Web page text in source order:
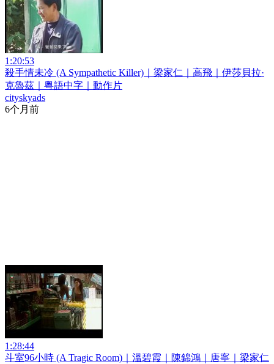
1:20:53
殺手情未冷 (A Sympathetic Killer)｜梁家仁｜高飛｜伊莎貝拉·
克魯茲｜粵語中字｜動作片
cityskyads
6个月前
1:28:44
斗室96小時 (A Tragic Room)｜溫碧霞｜陳錦鴻｜唐寧｜梁家仁